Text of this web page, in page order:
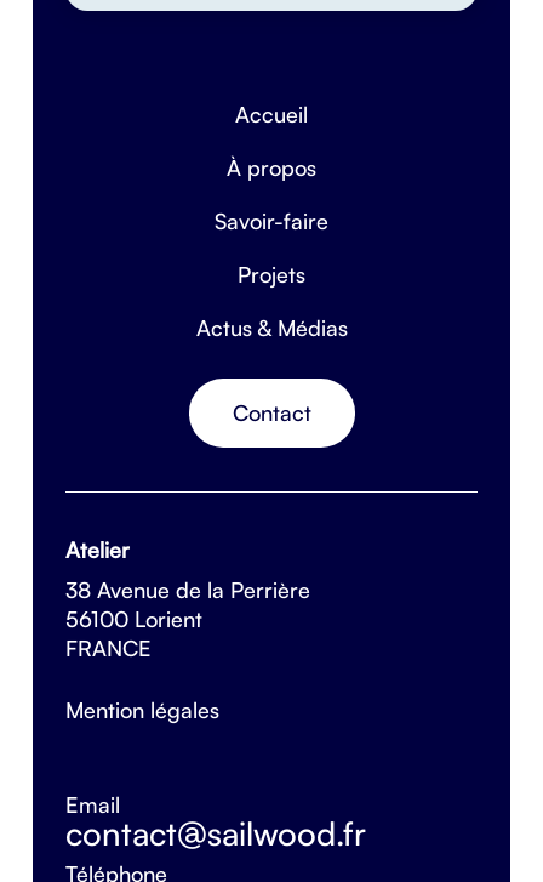
Accueil
À propos
Savoir-faire
Projets
Actus & Médias
Contact
Atelier
38 Avenue de la Perrière
56100 Lorient
FRANCE
Mention légales
Email
contact@sailwood.fr
Téléphone